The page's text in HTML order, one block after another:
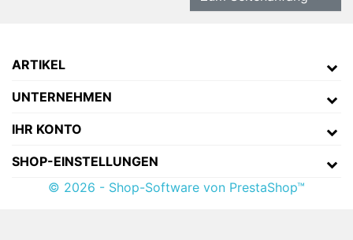
ARTIKEL
UNTERNEHMEN
IHR KONTO
SHOP-EINSTELLUNGEN
© 2026 - Shop-Software von PrestaShop™